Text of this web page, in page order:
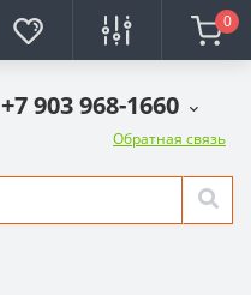
0
+7 903 968-1660
Обратная связь